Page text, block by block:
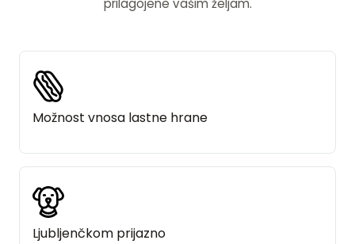
prilagojene vašim željam.
Možnost vnosa lastne hrane
Ljubljenčkom prijazno